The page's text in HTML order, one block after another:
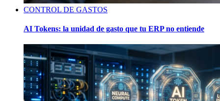
CONTROL DE GASTOS
AI Tokens: la unidad de gasto que tu ERP no entiende